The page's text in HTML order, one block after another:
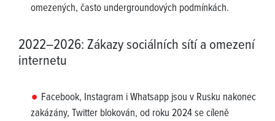
omezených, často undergroundových podmínkách.
2022–2026: Zákazy sociálních sítí a omezení
internetu
Facebook, Instagram i Whatsapp jsou v Rusku nakonec
zakázány, Twitter blokován, od roku 2024 se cíleně